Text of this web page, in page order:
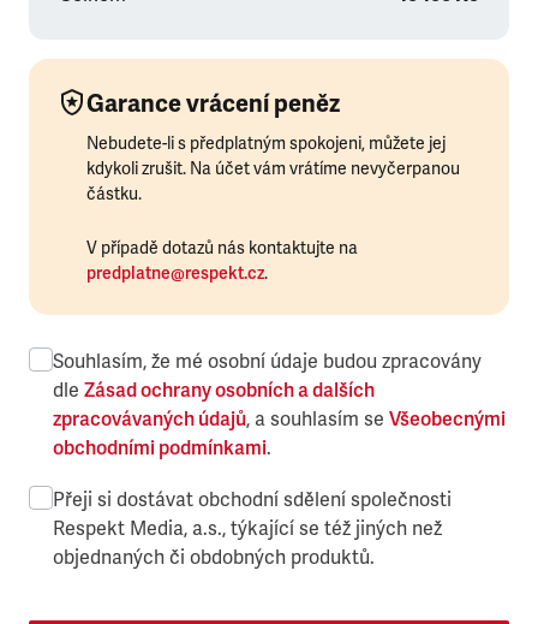
Garance vrácení peněz
Nebudete-li s předplatným spokojeni, můžete jej
kdykoli zrušit. Na účet vám vrátíme nevyčerpanou
částku.
V případě dotazů nás kontaktujte na
predplatne@respekt.cz.
Souhlasím, že mé osobní údaje budou zpracovány
dle Zásad ochrany osobních a dalších
zpracovávaných údajů, a souhlasím se Všeobecnými
obchodními podmínkami.
Přeji si dostávat obchodní sdělení společnosti
Respekt Media, a.s., týkající se též jiných než
objednaných či obdobných produktů.